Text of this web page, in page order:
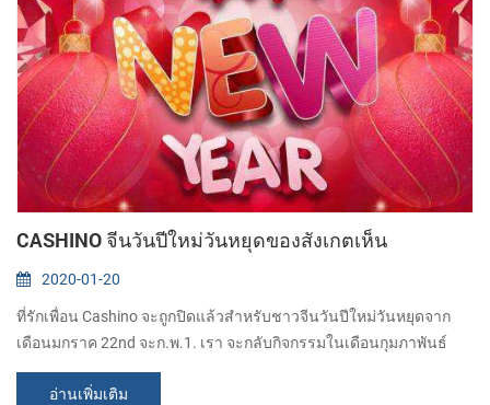
CASHINO จีนวันปีใหม่วันหยุดของสังเกตเห็น
2020-01-20
ที่รักเพื่อน Cashino จะถูกปิดแล้วสำหรับชาวจีนวันปีใหม่วันหยุดจาก
เดือนมกราค 22nd จะก.พ.1. เรา จะกลับกิจกรรมในเดือนกุมภาพันธ์
ถนน 2 อบอุ่น hearted คำอธิษฐานสำหรับสุขสันต์วันปีใหม่ที่เต็มไปด้วย
ของคุณโปรดของเรื่อง!...
อ่านเพิ่มเติม